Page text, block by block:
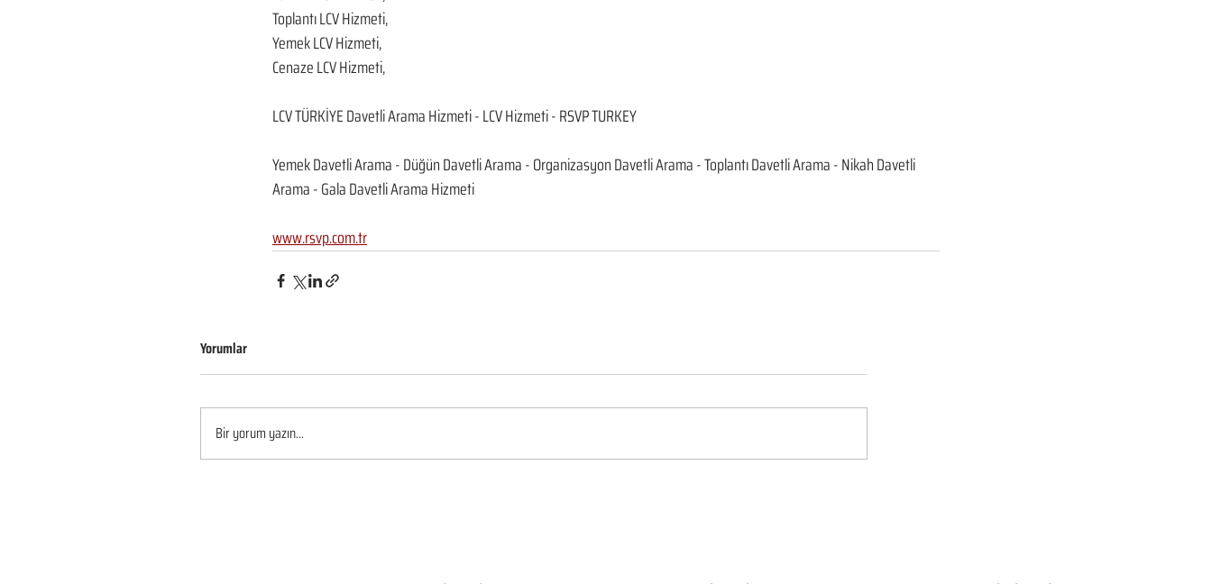
Toplantı LCV Hizmeti,
Yemek LCV Hizmeti,
Cenaze LCV Hizmeti,
LCV TÜRKİYE Davetli Arama Hizmeti - LCV Hizmeti - RSVP TURKEY
Yemek Davetli Arama - Düğün Davetli Arama - Organizasyon Davetli Arama - Toplantı Davetli Arama - Nikah Davetli
Arama - Gala Davetli Arama Hizmeti
www.rsvp.com.tr
Yorumlar
Bir yorum yazın...